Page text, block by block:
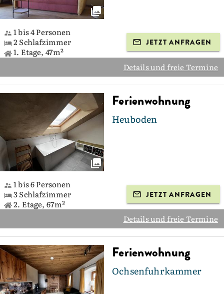
1 bis 4 Personen
2 Schlafzimmer
1. Etage, 47m²
JETZT ANFRAGEN
Details und freie Termine
Ferienwohnung
Heuboden
1 bis 6 Personen
3 Schlafzimmer
2. Etage, 67m²
JETZT ANFRAGEN
Details und freie Termine
Ferienwohnung
Ochsenfuhrkammer